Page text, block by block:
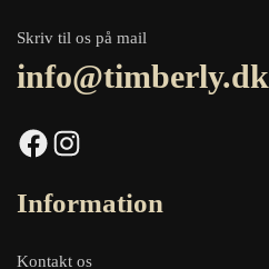
Skriv til os på mail
info@timberly.dk
Facebook Instagram
Information
Kontakt os